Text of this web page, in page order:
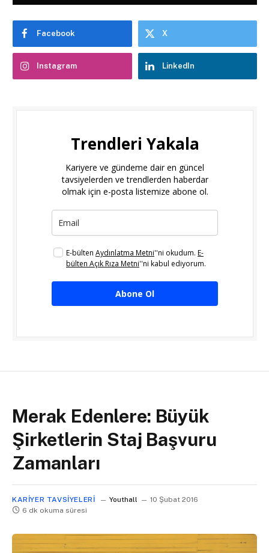
Facebook X
Instagram LinkedIn
Trendleri Yakala
Kariyere ve gündeme dair en güncel
tavsiyelerden ve trendlerden haberdar
olmak için e-posta listemize abone ol.
E-bülten Aydınlatma Metni''ni okudum. E-
bülten Açık Rıza Metni''ni kabul ediyorum.
Abone Ol
Merak Edenlere: Büyük
Şirketlerin Staj Başvuru
Zamanları
KARIYER TAVSIYELERI Youthall
10 Şubat 2016
6 dk okuma süresi